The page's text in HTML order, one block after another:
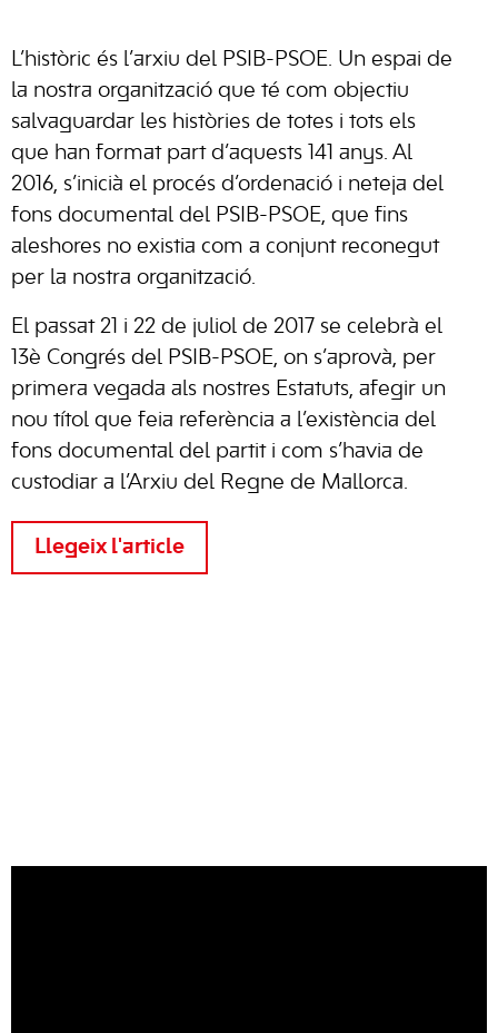
L’històric és l’arxiu del PSIB-PSOE. Un espai de
la nostra organització que té com objectiu
salvaguardar les històries de totes i tots els
que han format part d’aquests 141 anys. Al
2016, s’inicià el procés d’ordenació i neteja del
fons documental del PSIB-PSOE, que fins
aleshores no existia com a conjunt reconegut
per la nostra organització.
El passat 21 i 22 de juliol de 2017 se celebrà el
13è Congrés del PSIB-PSOE, on s’aprovà, per
primera vegada als nostres Estatuts, afegir un
nou títol que feia referència a l’existència del
fons documental del partit i com s’havia de
custodiar a l’Arxiu del Regne de Mallorca.
Llegeix l'article